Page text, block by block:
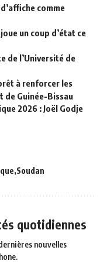
comme
un coup d’état ce
de l’Université de
à renforcer les
de Guinée-Bissau
2026 : Joël Godje
Soudan
quotidiennes
nouvelles